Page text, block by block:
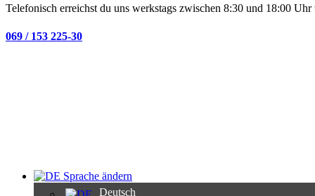
Telefonisch erreichst du uns werkstags zwischen 8:30 und 18:00 Uhr
069 / 153 225-30
Sprache ändern
Deutsch